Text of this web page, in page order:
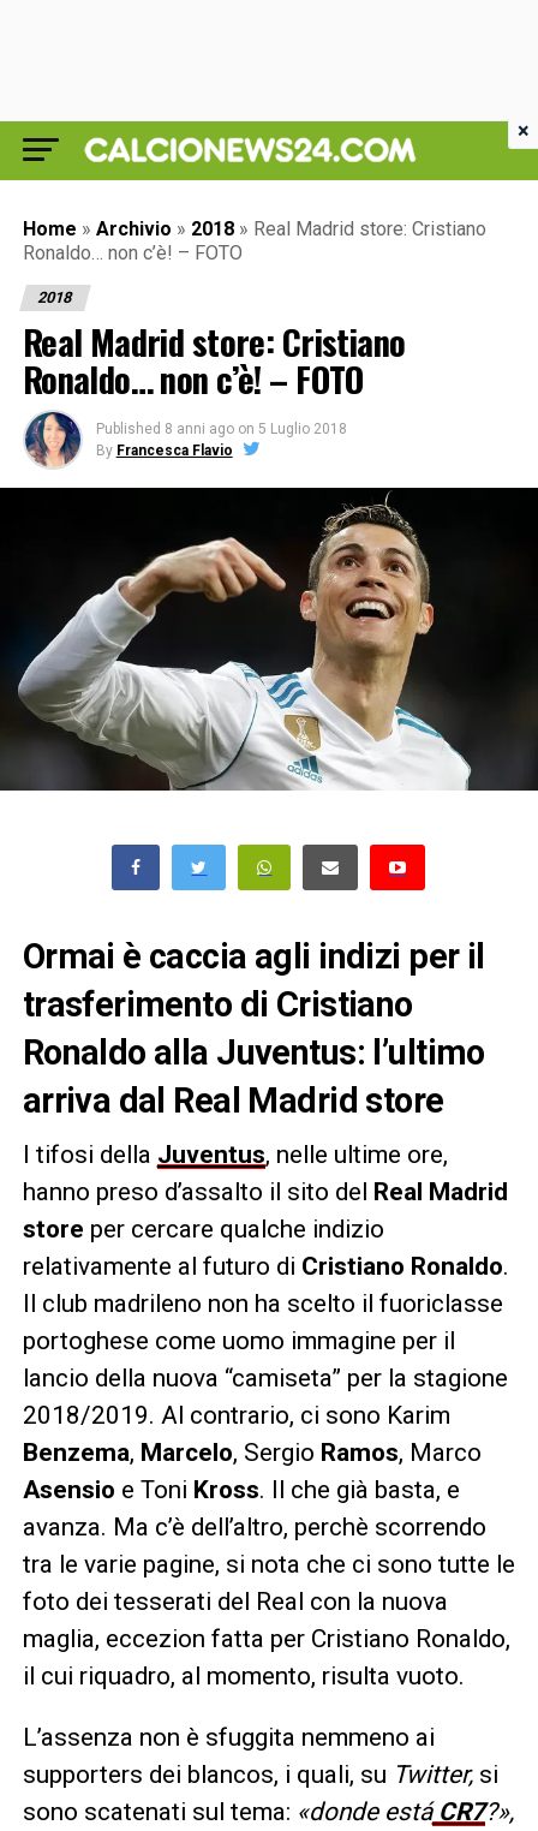
Home » Archivio » 2018 » Real Madrid store: Cristiano
Ronaldo… non c’è! – FOTO
2018
Real Madrid store: Cristiano
Ronaldo… non c’è! – FOTO
Published 8 anni ago on 5 Luglio 2018
By Francesca Flavio
Ormai è caccia agli indizi per il
trasferimento di Cristiano
Ronaldo alla Juventus: l’ultimo
arriva dal Real Madrid store
I tifosi della Juventus, nelle ultime ore,
hanno preso d’assalto il sito del
Real Madrid
store per cercare qualche indizio
relativamente al futuro di Cristiano Ronaldo.
Il club madrileno non ha scelto il fuoriclasse
portoghese come uomo immagine per il
lancio della nuova “camiseta” per la stagione
2018/2019. Al contrario, ci sono Karim
Benzema, Marcelo, Sergio Ramos, Marco
Asensio e Toni Kross. Il che già basta, e
avanza. Ma c’è dell’altro, perchè scorrendo
tra le varie pagine, si nota che ci sono tutte le
foto dei tesserati del Real con la nuova
maglia, eccezion fatta per Cristiano Ronaldo,
il cui riquadro, al momento, risulta vuoto.
L’assenza non è sfuggita nemmeno ai
supporters dei blancos, i quali, su Twitter, si
sono scatenati sul tema: «donde estáCR7?»,
×